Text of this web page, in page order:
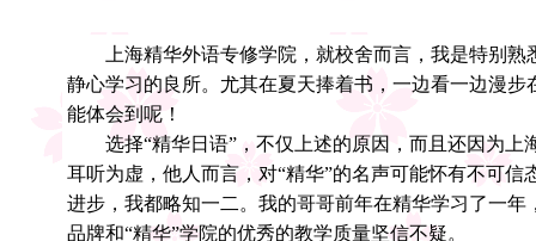
上海精华外语专修学院，就校舍而言，我是特别熟
静心学习的良所。尤其在夏天捧着书，一边看一边漫
能体会到呢！
选择“精华日语”，不仅上述的原因，而且还因为上
耳听为虚，他人而言，对“精华”的名声可能怀有不可
进步，我都略知一二。我的哥哥前年在精华学习了一
品牌和“精华”学院的优秀的教学质量坚信不疑。